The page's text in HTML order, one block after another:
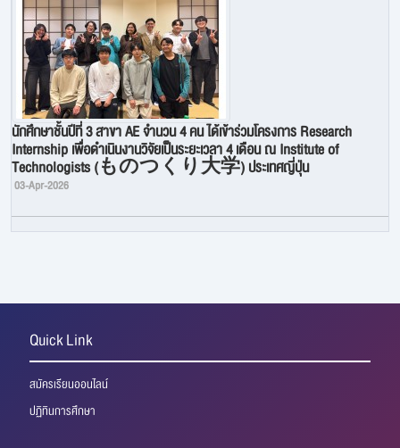
นักศึกษาชั้นปีที่ 3 สาขา AE จำนวน 4 คน ได้เข้าร่วมโครงการ Research
Internship เพื่อดำเนินงานวิจัยเป็นระยะเวลา 4 เดือน ณ Institute of
Technologists (ものつくり大学) ประเทศญี่ปุ่น
03-Apr-2026
Quick Link
สมัครเรียนออนไลน์
ปฏิทินการศึกษา